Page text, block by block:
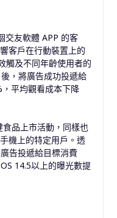
友軟體 APP 的客
客戶在行動裝置上的
觸及不同年齡使用者的
，將廣告成功投遞給
平均觀看成本下降
品上市活動，同樣也
機上的特定用戶。透
告投遞給目標消費
14.5以上的曝光數提